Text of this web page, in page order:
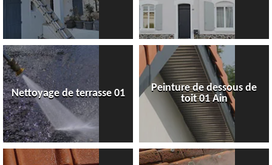
Nettoyage de terrasse 01
Peinture de dessous de
toit 01 Ain